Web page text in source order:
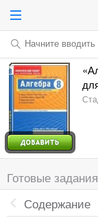
Начните
Готовые задания
Содержание